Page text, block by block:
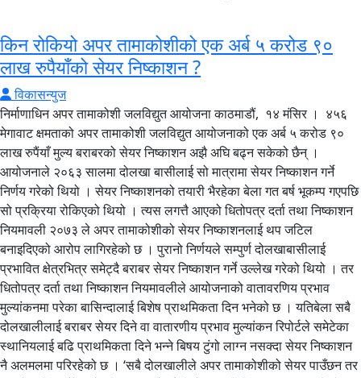
किन रोकियो अपर तामाकोशीको एक अर्ब ५ करोड ९०
लाख रुपैयाँको सेयर निष्काशन ?
विकासन्युज
निर्माणाधिन अपर तामाकोशी जलविद्युत आयोजना काठमाडौं, १४ मंसिर । ४५६
मेगावाट क्षमताको अपर तामाकोशी जलविद्युत आयोजनाको एक अर्ब ५ करोड ९०
लाख रुपैंयाँ मुल्य बराबरको सेयर निष्काशन अझै अघि बढ्न सकेको छैन् ।
आयोजनाले २०६३ सालमा दोलखा बासीलाई सो मात्रामा सेयर निष्काशन गर्ने
निर्णय गरेको थियो । सेयर निष्काशनको तयारी भैरहेका बेला गत बर्ष भूकम्प गएपछि
सो प्रक्रिया रोकिएको थियो । त्यस लगत्तै आएको धितोपत्र दर्ता तथा निष्काशन
नियमावली २०७३ ले अपर तामाकोशीको सेयर निष्काशनलाई थप जटिल
बनाइदिएको आरोप लागिरहेको छ । पुरानो निर्णयले सम्पुर्ण दोलखाबासीलाई
प्रभावित क्षेत्रभित्र समेट्दै बराबर सेयर निष्काशन गर्ने उल्लेख गरेको थियो । तर
धितोपत्र दर्ता तथा निष्काशन नियमावलीले आयोजनाको वातावरणिय प्रभाव
मुल्यांकनमा परेका बासिन्दालाई बिशेष प्राथमिकता दिन भनेको छ । यतिबेला सबै
दोलखालीलाई बराबर सेयर दिने वा वातारणीय प्रभाव मुल्यांकन रिपोर्टले समेटेका
स्थानियलाई बढि प्राथमिकता दिने भन्ने बिषय टुंगो लाग्न नसक्दा सेयर निष्काशन
नै अलमलमा परिरहेको छ । ‘सबै दोलखालीले अपर तामाकोशीको सेयर पाउँछन तर